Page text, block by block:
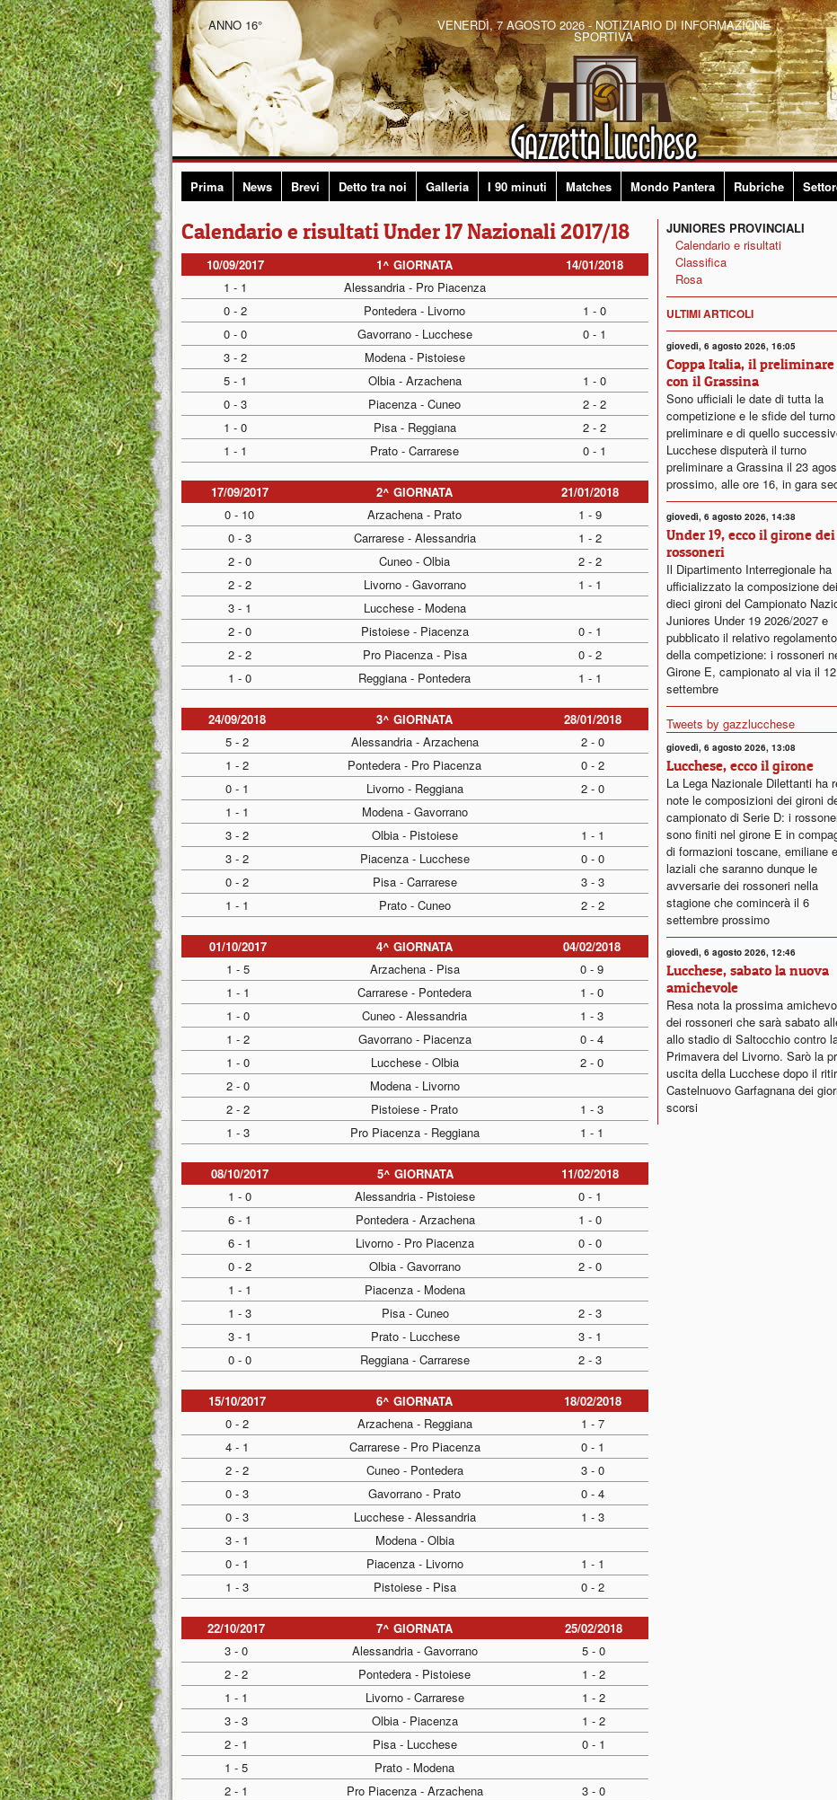
ANNO 16° VENERDÌ, 7 AGOSTO 2026 - NOTIZIARIO DI INFORMAZIONE
SPORTIVA
Prima News Brevi Detto tra noi Galleria I 90 minuti Matches Mondo Pantera Rubriche
Calendario e risultati Under 17 Nazionali 2017/18
10/09/2017 1^ GIORNATA
14/01/2018
1 - 1
Alessandria - Pro Piacenza
0 - 2
Pontedera - Livorno
1 - 0
0 - 0
Gavorrano - Lucchese
0 - 1
3 - 2
Modena - Pistoiese
5 - 1
Olbia - Arzachena
1 - 0
0 - 3
Piacenza - Cuneo
2 - 2
1 - 0
Pisa - Reggiana
2 - 2
1 - 1
Prato - Carrarese 0 - 1
17/09/2017 2^ GIORNATA
21/01/2018
0 - 10
Arzachena - Prato
1 - 9
0 - 3
Carrarese - Alessandria
1 - 2
2 - 0
Cuneo - Olbia
2 - 2
2 - 2
Livorno - Gavorrano
1 - 1
3 - 1
Lucchese - Modena
2 - 0
Pistoiese - Piacenza
0 - 1
2 - 2
Pro Piacenza - Pisa
0 - 2
1 - 0
Reggiana - Pontedera 1 - 1
24/09/2018 3^ GIORNATA
28/01/2018
5 - 2
Alessandria - Arzachena
2 - 0
1 - 2
Pontedera - Pro Piacenza
0 - 2
0 - 1
Livorno - Reggiana
2 - 0
1 - 1
Modena - Gavorrano
3 - 2
Olbia - Pistoiese
1 - 1
3 - 2
Piacenza - Lucchese
0 - 0
0 - 2
Pisa - Carrarese
3 - 3
1 - 1
Prato - Cuneo 2 - 2
01/10/2017 4^ GIORNATA
04/02/2018
1 - 5
Arzachena - Pisa
0 - 9
1 - 1
Carrarese - Pontedera
1 - 0
1 - 0
Cuneo - Alessandria
1 - 3
1 - 2
Gavorrano - Piacenza
0 - 4
1 - 0
Lucchese - Olbia
2 - 0
2 - 0
Modena - Livorno
2 - 2
Pistoiese - Prato
1 - 3
1 - 3
Pro Piacenza - Reggiana 1 - 1
08/10/2017 5^ GIORNATA
11/02/2018
1 - 0
Alessandria - Pistoiese
0 - 1
6 - 1
Pontedera - Arzachena
1 - 0
6 - 1
Livorno - Pro Piacenza
0 - 0
0 - 2
Olbia - Gavorrano
2 - 0
1 - 1
Piacenza - Modena
1 - 3
Pisa - Cuneo
2 - 3
3 - 1
Prato - Lucchese
3 - 1
0 - 0
Reggiana - Carrarese 2 - 3
15/10/2017 6^ GIORNATA
18/02/2018
0 - 2
Arzachena - Reggiana
1 - 7
4 - 1
Carrarese - Pro Piacenza
0 - 1
2 - 2
Cuneo - Pontedera
3 - 0
0 - 3
Gavorrano - Prato
0 - 4
0 - 3
Lucchese - Alessandria
1 - 3
3 - 1
Modena - Olbia
0 - 1
Piacenza - Livorno
1 - 1
1 - 3
Pistoiese - Pisa 0 - 2
22/10/2017 7^ GIORNATA
25/02/2018
3 - 0
Alessandria - Gavorrano
5 - 0
2 - 2
Pontedera - Pistoiese
1 - 2
1 - 1
Livorno - Carrarese
1 - 2
3 - 3
Olbia - Piacenza
1 - 2
2 - 1
Pisa - Lucchese
0 - 1
1 - 5
Prato - Modena
2 - 1
Pro Piacenza - Arzachena
3 - 0
JUNIORES PROVINCIALI
Calendario e risultati
Classifica
Rosa
ULTIMI ARTICOLI
giovedì, 6 agosto 2026, 16:05
Coppa Italia, il preliminare
con il Grassina
Sono ufficiali le date di tutta la
competizione e le sfide del turno
preliminare e di quello
Lucchese disputerà il turno
preliminare a Grassina il 23
prossimo, alle ore 16, in gara
giovedì, 6 agosto 2026, 14:38
Under 19, ecco il girone dei
rossoneri
Il Dipartimento Interregionale ha
ufficializzato la composizione dei
dieci gironi del Campionato
Juniores Under 19 2026/2027 e
pubblicato il relativo regolamento
della competizione: i rossoneri
Girone E, campionato al via il 12
settembre
Tweets by gazzlucchese
giovedì, 6 agosto 2026, 13:08
Lucchese, ecco il girone
La Lega Nazionale Dilettanti ha
note le composizioni dei gironi
campionato di Serie D: i
sono finiti nel girone E in
di formazioni toscane, emiliane e
laziali che saranno dunque le
avversarie dei rossoneri nella
stagione che comincerà il 6
settembre prossimo
giovedì, 6 agosto 2026, 12:46
Lucchese, sabato la nuova
amichevole
Resa nota la prossima
dei rossoneri che sarà sabato
allo stadio di Saltocchio contro
Primavera del Livorno. Sarò la
uscita della Lucchese dopo il
Castelnuovo Garfagnana dei
scorsi